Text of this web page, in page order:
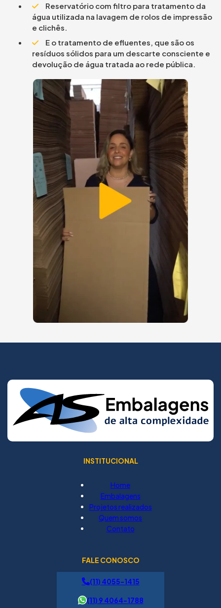
Reservatório com filtro para tratamento da
água utilizada na lavagem de rolos de impressão
e clichês.
E o tratamento de efluentes, que são os
resíduos sólidos para um descarte consciente e
devolução de água tratada ao rede pública.
INSTITUCIONAL
Home
Embalagens
Projetos realizados
Quem somos
Contato
FALE CONOSCO
(11) 4055-1415
(11) 9 4064-1788